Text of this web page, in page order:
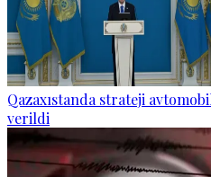
Qazaxıstanda strateji
verildi